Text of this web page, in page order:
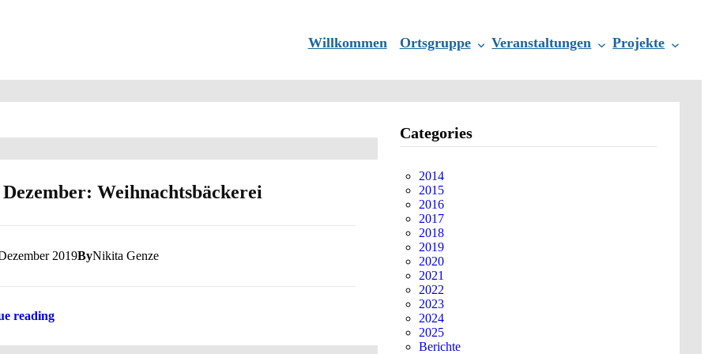
Willkommen Ortsgruppe Veranstaltungen Projekte
Dezember: Weihnachtsbäckerei
2019ByNikita Genze
reading
Categories
2014
2015
2016
2017
2018
2019
2020
2021
2022
2023
2024
2025
Berichte